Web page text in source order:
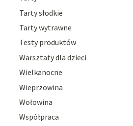
Tarty słodkie
Tarty wytrawne
Testy produktów
Warsztaty dla dzieci
Wielkanocne
Wieprzowina
Wołowina
Współpraca